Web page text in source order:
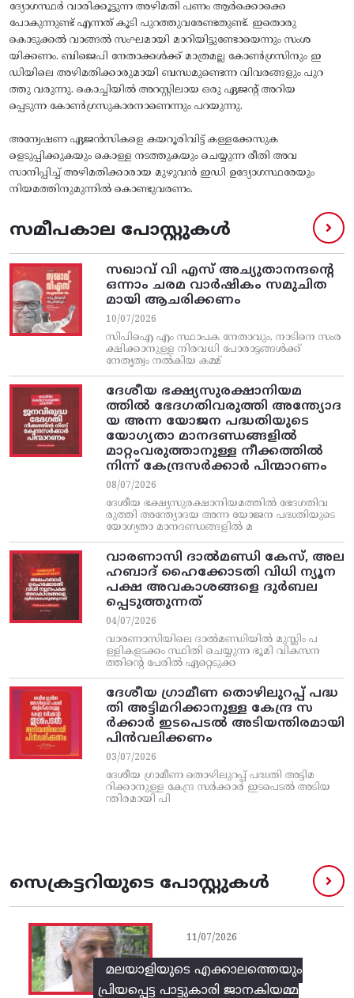
ദ്യോഗസ്ഥര്‍ വാരിക്കൂട്ടുന്ന അഴിമതി പണം ആര്‍ക്കൊക്കെ
പോകുന്നുണ്ട്‌ എന്നത്‌ കൂടി പുറത്തുവരേണ്ടതുണ്ട്‌. ഇതൊരു
കൊടുക്കല്‍ വാങ്ങല്‍ സംഘമായി മാറിയിട്ടുണ്ടോയെന്നും സംശ
യിക്കണം. ബിജെപി നേതാക്കള്‍ക്ക്‌ മാത്രമല്ല കോണ്‍ഗ്രസിനും ഇ
ഡിയിലെ അഴിമതിക്കാരുമായി ബന്ധമുണ്ടെന്ന വിവരങ്ങളും പുറ
ത്തു വരുന്നു. കൊച്ചിയില്‍ അറസ്റ്റിലായ ഒരു ഏജന്റ്‌ അറിയ
പ്പെടുന്ന കോണ്‍ഗ്രസുകാരനാണെന്നും പറയുന്നു.
അന്വേഷണ ഏജന്‍സികളെ കയറൂരിവിട്ട്‌ കള്ളക്കേസുക
ളെടുപ്പിക്കുകയും കൊള്ള നടത്തുകയും ചെയ്യുന്ന രീതി അവ
സാനിപ്പിച്ച് അഴിമതിക്കാരായ മുഴുവന്‍ ഇഡി ഉദ്യോഗസ്ഥരേയും
നിയമത്തിനുമുന്നില്‍ കൊണ്ടുവരണം.
സമീപകാല പോസ്റ്റുകൾ
സഖാവ് വി എസ്‌ അച്യുതാനന്ദന്റെ
ഒന്നാം ചരമ വാര്‍ഷികം സമുചിത
മായി ആചരിക്കണം
10/07/2026
സിപിഐ എം സ്ഥാപക നേതാവും, നാടിനെ സംര
ക്ഷിക്കാനുള്ള നിരവധി പോരാട്ടങ്ങള്‍ക്ക്‌
നേതൃത്വം നല്‍കിയ കമ്മ്
ദേശീയ ഭക്ഷ്യസുരക്ഷാനിയമ
ത്തിൽ ഭേദഗതിവരുത്തി അന്ത്യോദ
യ അന്ന യോജന പദ്ധതിയുടെ
യോഗ്യതാ മാനദണ്ഡങ്ങളിൽ
മാറ്റംവരുത്താനുള്ള നീക്കത്തിൽ
നിന്ന്‌ കേന്ദ്രസർക്കാർ പിന്മാറണം
08/07/2026
ദേശീയ ഭക്ഷ്യസുരക്ഷാനിയമത്തിൽ ഭേദഗതിവ
രുത്തി അന്ത്യോദയ അന്ന യോജന പദ്ധതിയുടെ
യോഗ്യതാ മാനദണ്ഡങ്ങളിൽ മ
വാരണാസി ദാൽമണ്ഡി കേസ്, അല
ഹബാദ് ഹൈക്കോടതി വിധി ന്യൂന
പക്ഷ അവകാശങ്ങളെ ദുർബല
പ്പെടുത്തുന്നത്
04/07/2026
വാരണാസിയിലെ ദാൽമണ്ഡിയിൽ മുസ്ലിം പ
ള്ളികളടക്കം സ്ഥിതി ചെയ്യുന്ന ഭൂമി വികസന
ത്തിന്റെ പേരിൽ ഏറ്റെടുക്ക
ദേശീയ ഗ്രാമീണ തൊഴിലുറപ്പ്‌ പദ്ധ
തി അട്ടിമറിക്കാനുള്ള കേന്ദ്ര സ
ര്‍ക്കാര്‍ ഇടപെടല്‍ അടിയന്തിരമായി
പിന്‍വലിക്കണം
03/07/2026
ദേശീയ ഗ്രാമീണ തൊഴിലുറപ്പ്‌ പദ്ധതി അട്ടിമ
റിക്കാനുള്ള കേന്ദ്ര സര്‍ക്കാര്‍ ഇടപെടല്‍ അടിയ
ന്തിരമായി പി
സെക്രട്ടറിയുടെ പോസ്റ്റുകൾ
മലയാളിയുടെ എക്കാലത്തെയും
പ്രിയപ്പെട്ട പാട്ടുകാരി ജാനകിയമ്മ
11/07/2026